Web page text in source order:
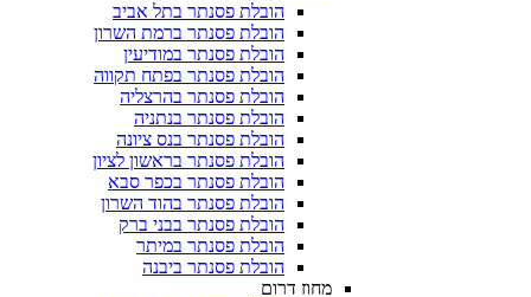
הובלת פסנתר בתל אביב
הובלת פסנתר ברמת השרון
הובלת פסנתר במודיעין
הובלת פסנתר בפתח תקווה
הובלת פסנתר בהרצליה
הובלת פסנתר בנתניה
הובלת פסנתר בנס ציונה
הובלת פסנתר בראשון לציון
הובלת פסנתר בכפר סבא
הובלת פסנתר בהוד השרון
הובלת פסנתר בבני ברק
הובלת פסנתר במיתר
הובלת פסנתר ביבנה